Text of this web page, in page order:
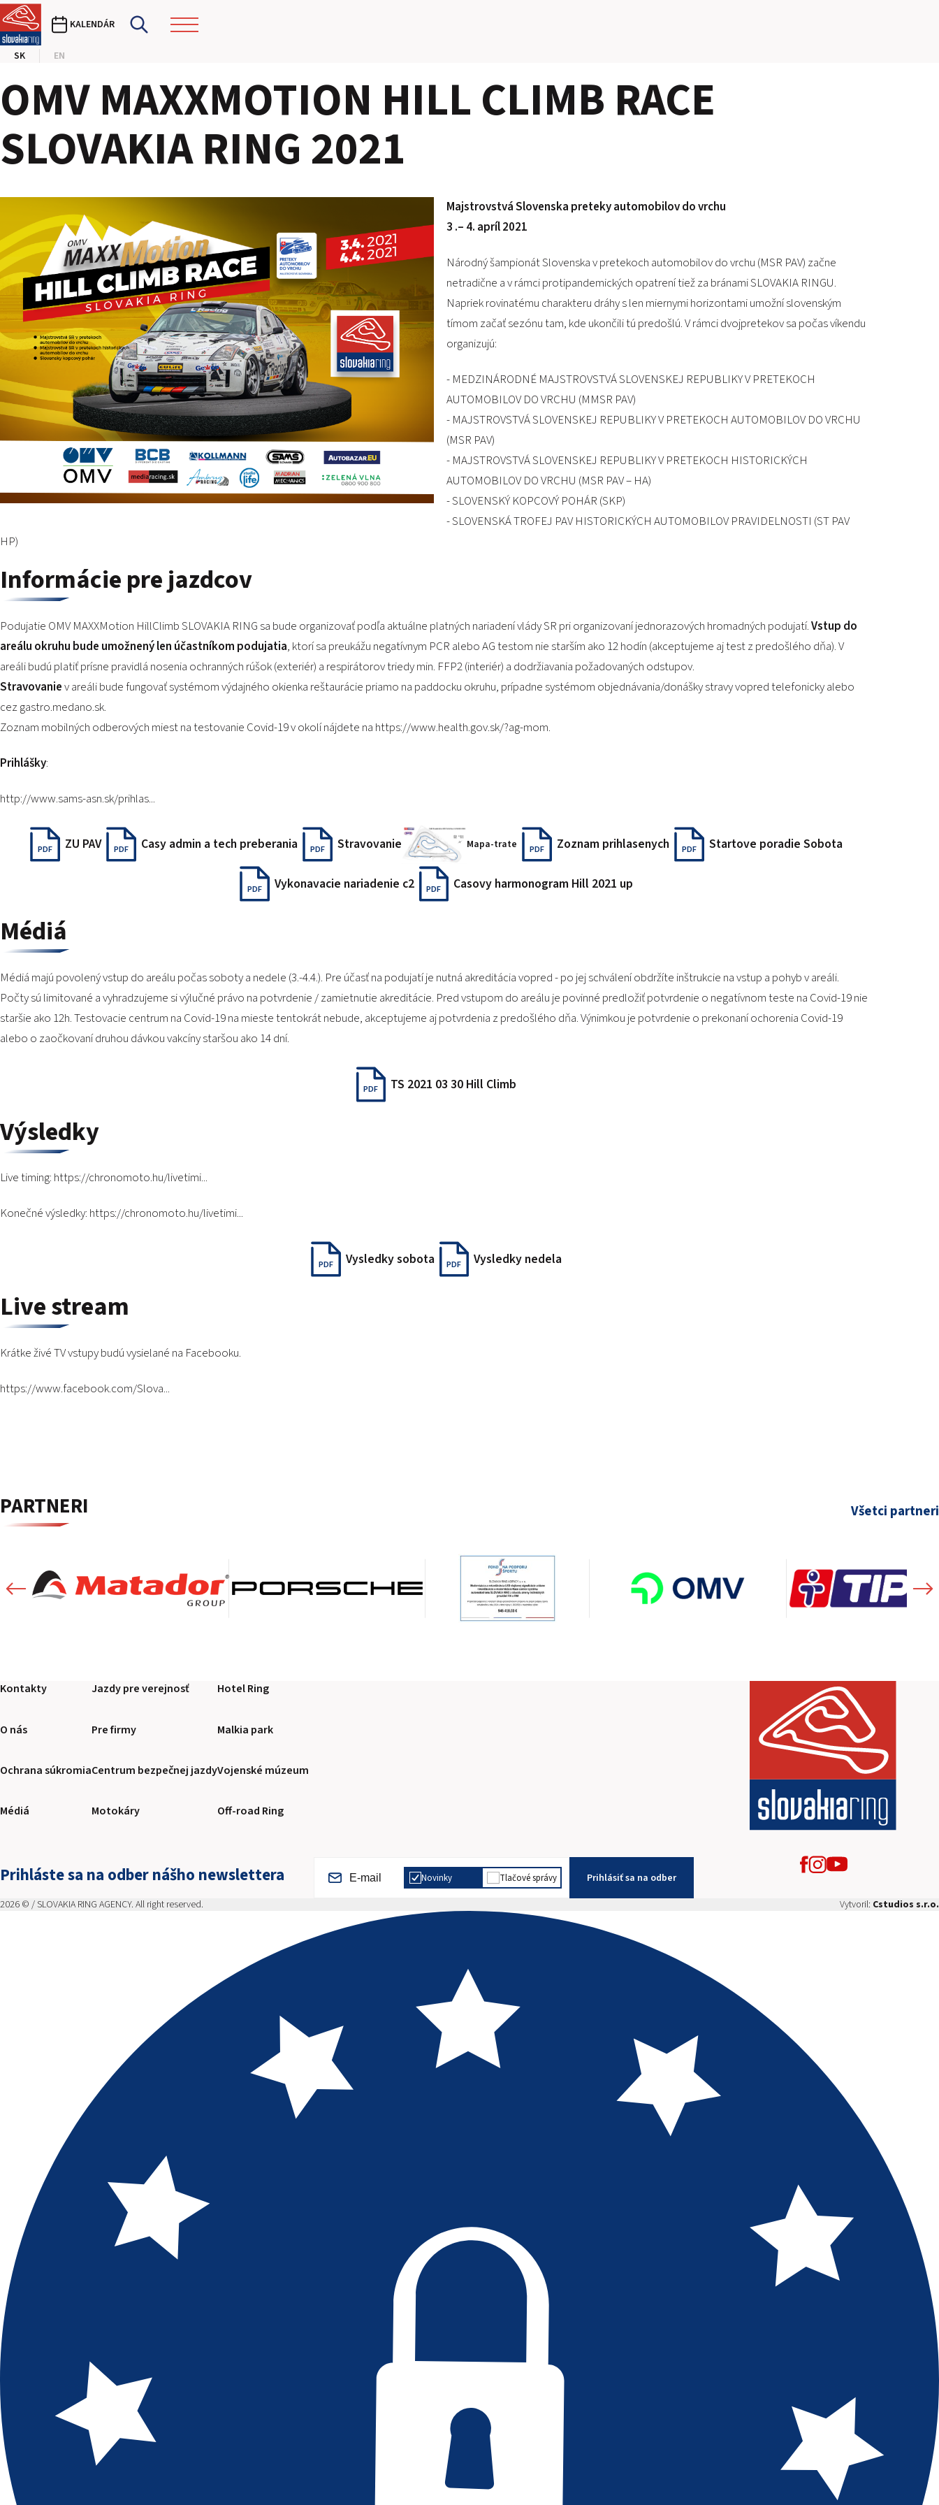
KALENDÁR
SK EN
CENTRUM BEZPEČNEJ JAZDY
MAPA STRÁNKY
PRE FIRMY
PODUJATIA 2026
OMV MAXXMOTION HILL CLIMB RACE
SLOVAKIA RING 2021
Majstrovstvá Slovenska preteky automobilov do vrchu
3 .– 4. apríl 2021
Národný šampionát Slovenska v pretekoch automobilov do vrchu (MSR PAV) začne
netradične a v rámci protipandemických opatrení tiež za bránami SLOVAKIA RINGU.
Napriek rovinatému charakteru dráhy s len miernymi horizontami umožní slovenským
tímom začať sezónu tam, kde ukončili tú predošlú. V rámci dvojpretekov sa počas víkendu
organizujú:
- MEDZINÁRODNÉ MAJSTROVSTVÁ SLOVENSKEJ REPUBLIKY V PRETEKOCH
AUTOMOBILOV DO VRCHU (MMSR PAV)
- MAJSTROVSTVÁ SLOVENSKEJ REPUBLIKY V PRETEKOCH AUTOMOBILOV DO VRCHU
(MSR PAV)
- MAJSTROVSTVÁ SLOVENSKEJ REPUBLIKY V PRETEKOCH HISTORICKÝCH
AUTOMOBILOV DO VRCHU (MSR PAV – HA)
- SLOVENSKÝ KOPCOVÝ POHÁR (SKP)
- SLOVENSKÁ TROFEJ PAV HISTORICKÝCH AUTOMOBILOV PRAVIDELNOSTI (ST PAV
HP)
Informácie pre jazdcov
Podujatie OMV MAXXMotion HillClimb SLOVAKIA RING sa bude organizovať podľa aktuálne platných nariadení vlády SR pri organizovaní jednorazových hromadných podujatí.Vstup do
areálu okruhu bude umožnený len účastníkom podujatia, ktorí sa preukážu negatívnym PCR alebo AG testom nie starším ako 12 hodín (akceptujeme aj test z predošlého dňa). V
areáli budú platiť prísne pravidlá nosenia ochranných rúšok (exteriér) a respirátorov triedy min. FFP2 (interiér) a dodržiavania požadovaných odstupov.
Stravovaniev areáli bude fungovať systémom výdajného okienka reštaurácie priamo na paddocku okruhu, prípadne systémom objednávania/donášky stravy vopred telefonicky alebo
cez gastro.medano.sk.
Zoznam mobilných odberových miest na testovanie Covid-19 v okolí nájdete na https://www.health.gov.sk/?ag-mom.
Prihlášky:
http://www.sams-asn.sk/prihlas...
PDF ZU PAV PDF Casy admin a tech preberania PDF Stravovanie Mapa-trate PDF Zoznam prihlasenych PDF Startove poradie Sobota
PDF Vykonavacie nariadenie c2 PDF Casovy harmonogram Hill 2021 up
Médiá
Médiá majú povolený vstup do areálu počas soboty a nedele (3.-4.4.). Pre účasť na podujatí je nutná akreditácia vopred - po jej schválení obdržíte inštrukcie na vstup a pohyb v areáli.
Počty sú limitované a vyhradzujeme si výlučné právo na potvrdenie / zamietnutie akreditácie. Pred vstupom do areálu je povinné predložiť potvrdenie o negatívnom teste na Covid-19 nie
staršie ako 12h. Testovacie centrum na Covid-19 na mieste tentokrát nebude, akceptujeme aj potvrdenia z predošlého dňa. Výnimkou je potvrdenie o prekonaní ochorenia Covid-19
alebo o zaočkovaní druhou dávkou vakcíny staršou ako 14 dní.
PDF TS 2021 03 30 Hill Climb
Výsledky
Live timing: https://chronomoto.hu/livetimi...
Konečné výsledky: https://chronomoto.hu/livetimi...
PDF Vysledky sobota PDF Vysledky nedela
Live stream
Krátke živé TV vstupy budú vysielané na Facebooku.
https://www.facebook.com/Slova...
PARTNERI Všetci partneri
Kontakty
O nás
Ochrana súkromia
Médiá
Jazdy pre verejnosť
Pre firmy
Centrum bezpečnej jazdy
Motokáry
Hotel Ring
Malkia park
Vojenské múzeum
Off-road Ring
Prihláste sa na odber nášho newslettera Novinky Tlačové správy
Prihlásiť sa na odber
2026 © / SLOVAKIA RING AGENCY. All right reserved.
Vytvoril: Cstudios s.r.o.